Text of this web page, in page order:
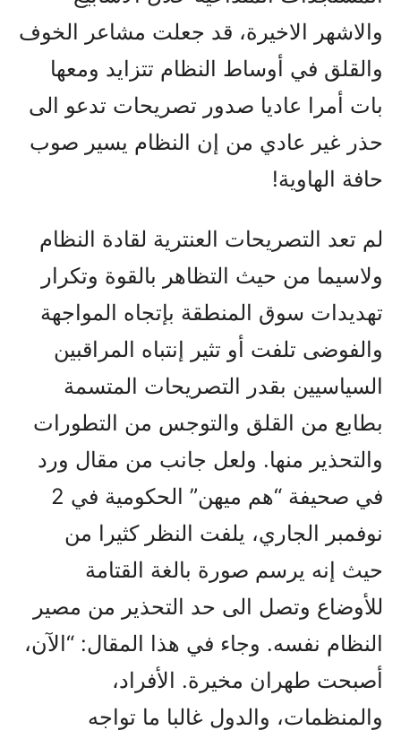
والاشهر الاخيرة، قد جعلت مشاعر الخوف
والقلق في أوساط النظام تتزايد ومعها
بات أمرا عاديا صدور تصريحات تدعو الى
حذر غير عادي من إن النظام يسير صوب
حافة الهاوية!
لم تعد التصريحات العنترية لقادة النظام
ولاسيما من حيث التظاهر بالقوة وتكرار
تهديدات سوق المنطقة بإتجاه المواجهة
والفوضى تلفت أو تثير إنتباه المراقبين
السياسيين بقدر التصريحات المتسمة
بطابع من القلق والتوجس من التطورات
والتحذير منها. ولعل جانب من مقال ورد
في صحيفة “هم ميهن” الحكومية في 2
نوفمبر الجاري، يلفت النظر كثيرا من
حيث إنه يرسم صورة بالغة القتامة
للأوضاع وتصل الى حد التحذير من مصير
النظام نفسه. وجاء في هذا المقال: “الآن،
أصبحت طهران مخيرة. الأفراد،
والمنظمات، والدول غالبا ما تواجه